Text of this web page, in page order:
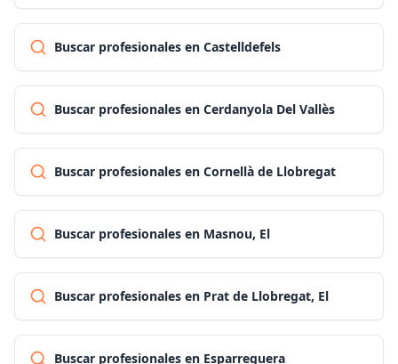
Buscar profesionales en Castelldefels
Buscar profesionales en Cerdanyola Del Vallès
Buscar profesionales en Cornellà de Llobregat
Buscar profesionales en Masnou, El
Buscar profesionales en Prat de Llobregat, El
Buscar profesionales en Esparreguera